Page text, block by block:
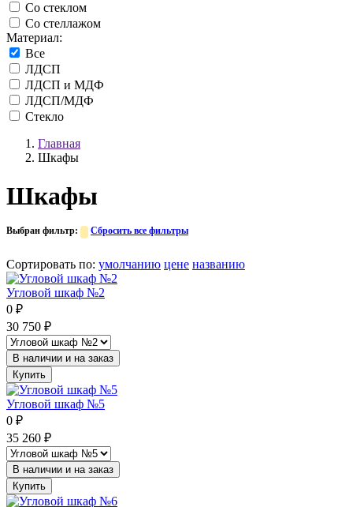
Со стеклом
Со стеллажом
Материал:
Все
ЛДСП
ЛДСП и МДФ
ЛДСП/МДФ
Стекло
Главная
Шкафы
Шкафы
Выбран фильтр: Сбросить все фильтры
Сортировать по: умолчанию цене названию
Угловой шкаф №2
0 ₽
30 750 ₽
В наличии и на заказ
Купить
Угловой шкаф №5
0 ₽
35 260 ₽
В наличии и на заказ
Купить